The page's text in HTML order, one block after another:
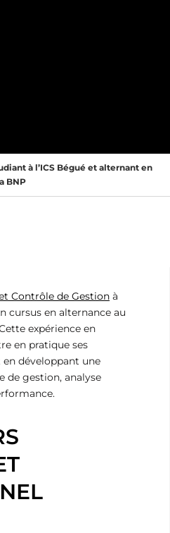
à l’ICS Bégué et alternant en
BNP
Contrôle de Gestion à
cursus en alternance au
expérience en
en pratique ses
développant une
de gestion, analyse